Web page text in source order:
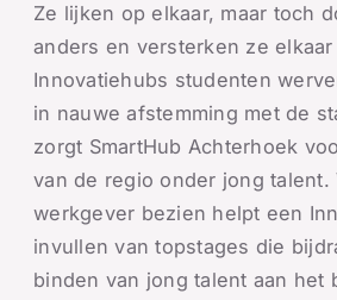
Ze lijken op elkaar, maar toch
anders en versterken ze elkaar
Innovatiehubs studenten
in nauwe afstemming met de
zorgt SmartHub Achterhoek
van de regio onder jong talent.
werkgever bezien helpt een
invullen van topstages die
binden van jong talent aan het